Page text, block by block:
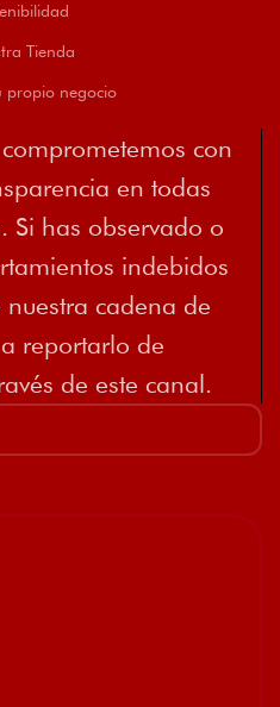
Tienda
propio negocio
con
en todas
Si has observado o
indebidos
cadena de
reportarlo de
de este canal.